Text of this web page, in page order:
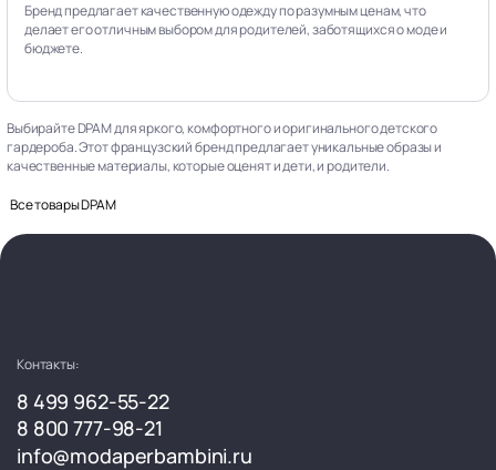
Бренд предлагает качественную одежду по разумным ценам, что
делает его отличным выбором для родителей, заботящихся о моде и
бюджете.
Выбирайте DPAM для яркого, комфортного и оригинального детского
гардероба. Этот французский бренд предлагает уникальные образы и
качественные материалы, которые оценят и дети, и родители.
Все товары DPAM
Контакты:
8 499 962-55-22
8 800 777-98-21
info@modaperbambini.ru